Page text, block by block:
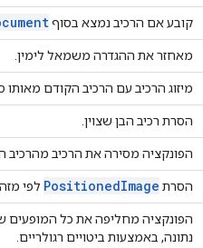
קובע אם הרכיב נמצא בסוף
מאחזר את ההגדרה משמאל לימין.
מיזוג הרכיב עם הרכיב הקודם מאותו
הסרת רכיב הבן שצוין.
הפונקציה מסירה את הרכיב מהרכיב
הסרת PositionedImage לפי
הפונקציה מחליפה את כל המופעים
נתונה, באמצעות ביטויים רגולריים.